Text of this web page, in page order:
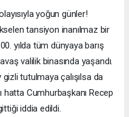
yoğun günler!
tansiyon inanılmaz bir
yılda tüm dünyaya barış
valilik binasında yaşandı.
tutulmaya çalışılsa da
hatta Cumhurbaşkanı Recep
iddia edildi.